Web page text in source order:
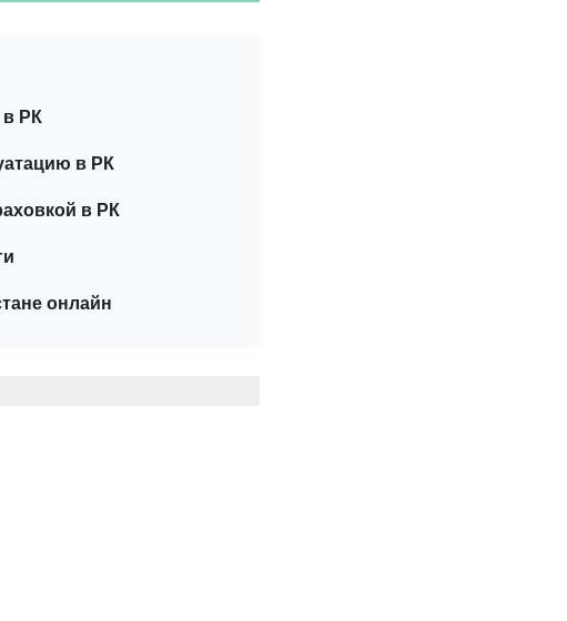
в РК
в РК
в РК
онлайн